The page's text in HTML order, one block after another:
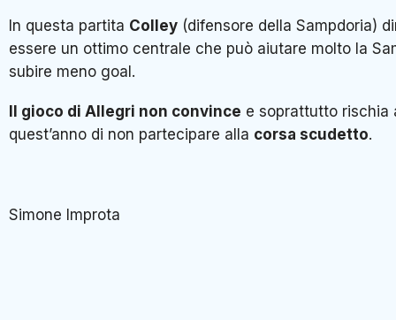
In questa partita Colley (difensore della Sampdoria)
essere un ottimo centrale che può aiutare molto la
subire meno goal.
Il gioco di Allegri non convince e soprattutto rischia
quest’anno di non partecipare alla corsa scudetto.
Simone Improta